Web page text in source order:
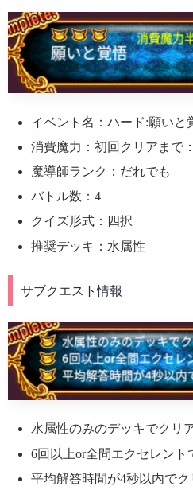
イベント名：ハード:願いと
消費魔力：初回クリアまで
魔導師ランク：だれでも
バトル数：4
クイズ形式：四択
推奨デッキ：水属性
サブクエスト情報
水属性のみのデッキでクリ
6回以上or全問エクセレント
平均解答時間が4秒以内でク